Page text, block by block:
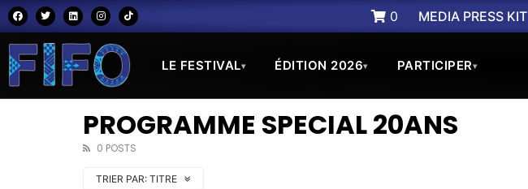
0 MEDIA PRESS KIT
LE FESTIVAL▾ ÉDITION 2026▾ PARTICIPER▾
PROGRAMME SPECIAL 20ANS
0 POSTS
TRIER PAR: TITRE